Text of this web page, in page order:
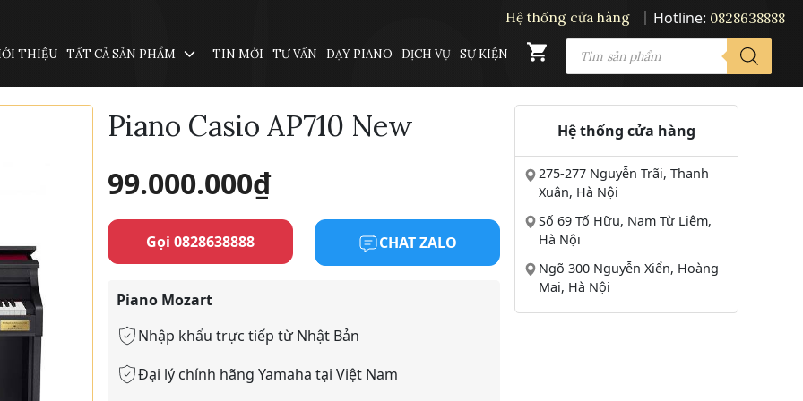
THIỆU TẤT CẢ SẢN PHẨM TIN MỚI TƯ VẤN DẠY PIANO DỊCH VỤ SỰ KIỆN
PRODUCTS
SEARCH
Hệ thống cửa hàng Hotline: 0828638888
Piano Casio AP710 New
99.000.000₫
Gọi 0828638888 CHAT ZALO
Piano Mozart
Nhập khẩu trực tiếp từ Nhật Bản
Đại lý chính hãng Yamaha tại Việt Nam
Hệ thống cửa hàng
275-277 Nguyễn Trãi, Thanh
Xuân, Hà Nội
Số 69 Tố Hữu, Nam Từ Liêm,
Hà Nội
Ngõ 300 Nguyễn Xiển, Hoàng
Mai, Hà Nội